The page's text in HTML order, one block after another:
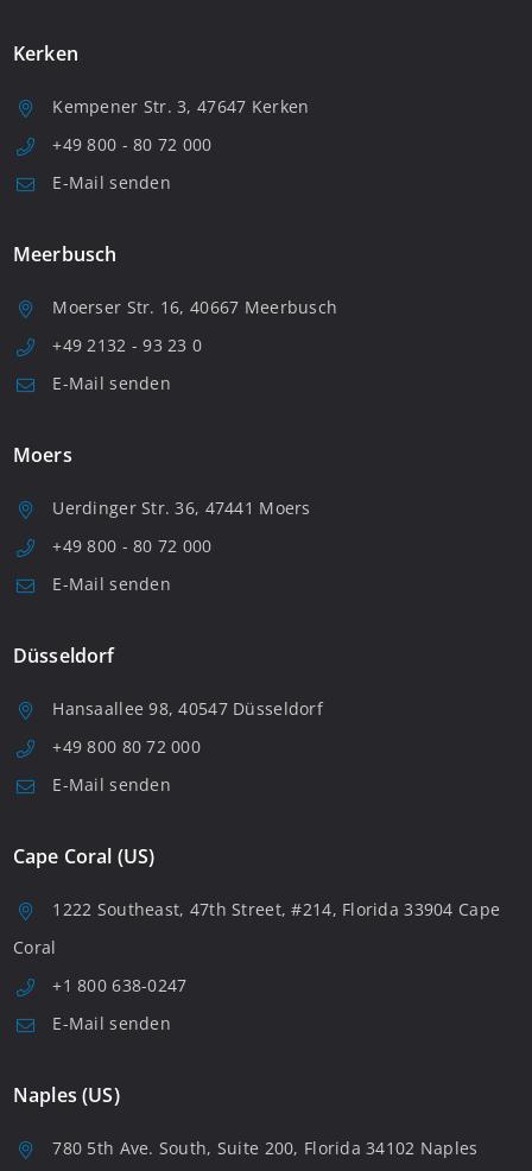
Kerken
Kempener Str. 3, 47647 Kerken
+49 800 - 80 72 000
E-Mail senden
Meerbusch
Moerser Str. 16, 40667 Meerbusch
+49 2132 - 93 23 0
E-Mail senden
Moers
Uerdinger Str. 36, 47441 Moers
+49 800 - 80 72 000
E-Mail senden
Düsseldorf
Hansaallee 98, 40547 Düsseldorf
+49 800 80 72 000
E-Mail senden
Cape Coral (US)
1222 Southeast, 47th Street, #214, Florida 33904 Cape
Coral
+1 800 638-0247
E-Mail senden
Naples (US)
780 5th Ave. South, Suite 200, Florida 34102 Naples